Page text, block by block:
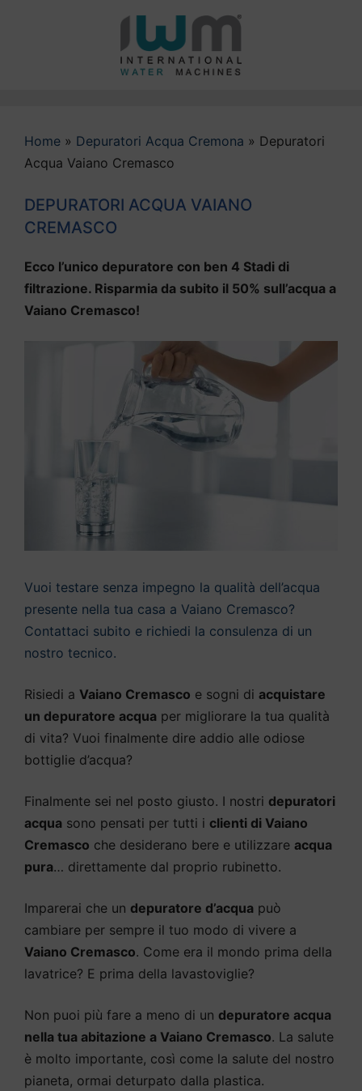
Home » Depuratori Acqua Cremona » Depuratori
Acqua Vaiano Cremasco
DEPURATORI ACQUA VAIANO
CREMASCO
Ecco l’unico depuratore con ben 4 Stadi di
filtrazione. Risparmia da subito il 50% sull’acqua a
Vaiano Cremasco!
Vuoi testare senza impegno la qualità dell’acqua
presente nella tua casa a Vaiano Cremasco?
Contattaci subito e richiedi la consulenza di un
nostro tecnico.
Risiedi a Vaiano Cremasco e sogni di acquistare
un depuratore acqua per migliorare la tua qualità
di vita? Vuoi finalmente dire addio alle odiose
bottiglie d’acqua?
Finalmente sei nel posto giusto. I nostri depuratori
acqua sono pensati per tutti i clienti di Vaiano
Cremasco che desiderano bere e utilizzare acqua
pura… direttamente dal proprio rubinetto.
Imparerai che un depuratore d’acqua può
cambiare per sempre il tuo modo di vivere a
Vaiano Cremasco. Come era il mondo prima della
lavatrice? E prima della lavastoviglie?
Non puoi più fare a meno di un depuratore acqua
nella tua abitazione a Vaiano Cremasco. La salute
è molto importante, così come la salute del nostro
pianeta, ormai deturpato dalla plastica.